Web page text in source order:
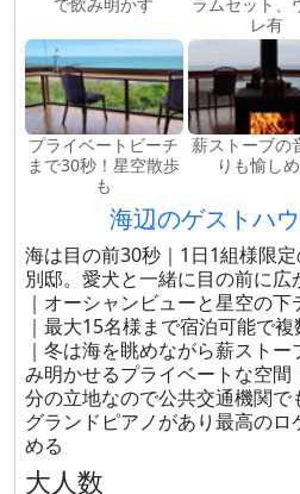
レ有
プライベートビーチ
まで30秒！星空散歩
も
薪ストーブの
りも愉し
海辺のゲストハ
海は目の前30秒｜1日1組様限
別邸。愛犬と一緒に目の前に
｜オーシャンビューと星空の
｜最大15名様まで宿泊可能で
｜冬は海を眺めながら薪スト
み明かせるプライベートな空
分の立地なので公共交通機関で
グランドピアノがあり最高の
める
大人数